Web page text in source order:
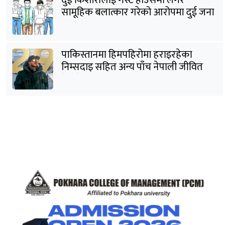
सामूहिक बलात्कार गरेको आरोपमा दुई जना
पक्राउ
पाकिस्तानमा हिमपहिरोमा हराइरहेका
निम्सदाइ सहित अन्य पाँच नेपाली जीवित
भेटिने आशा कमजोर, युक्तको शव निकालियो